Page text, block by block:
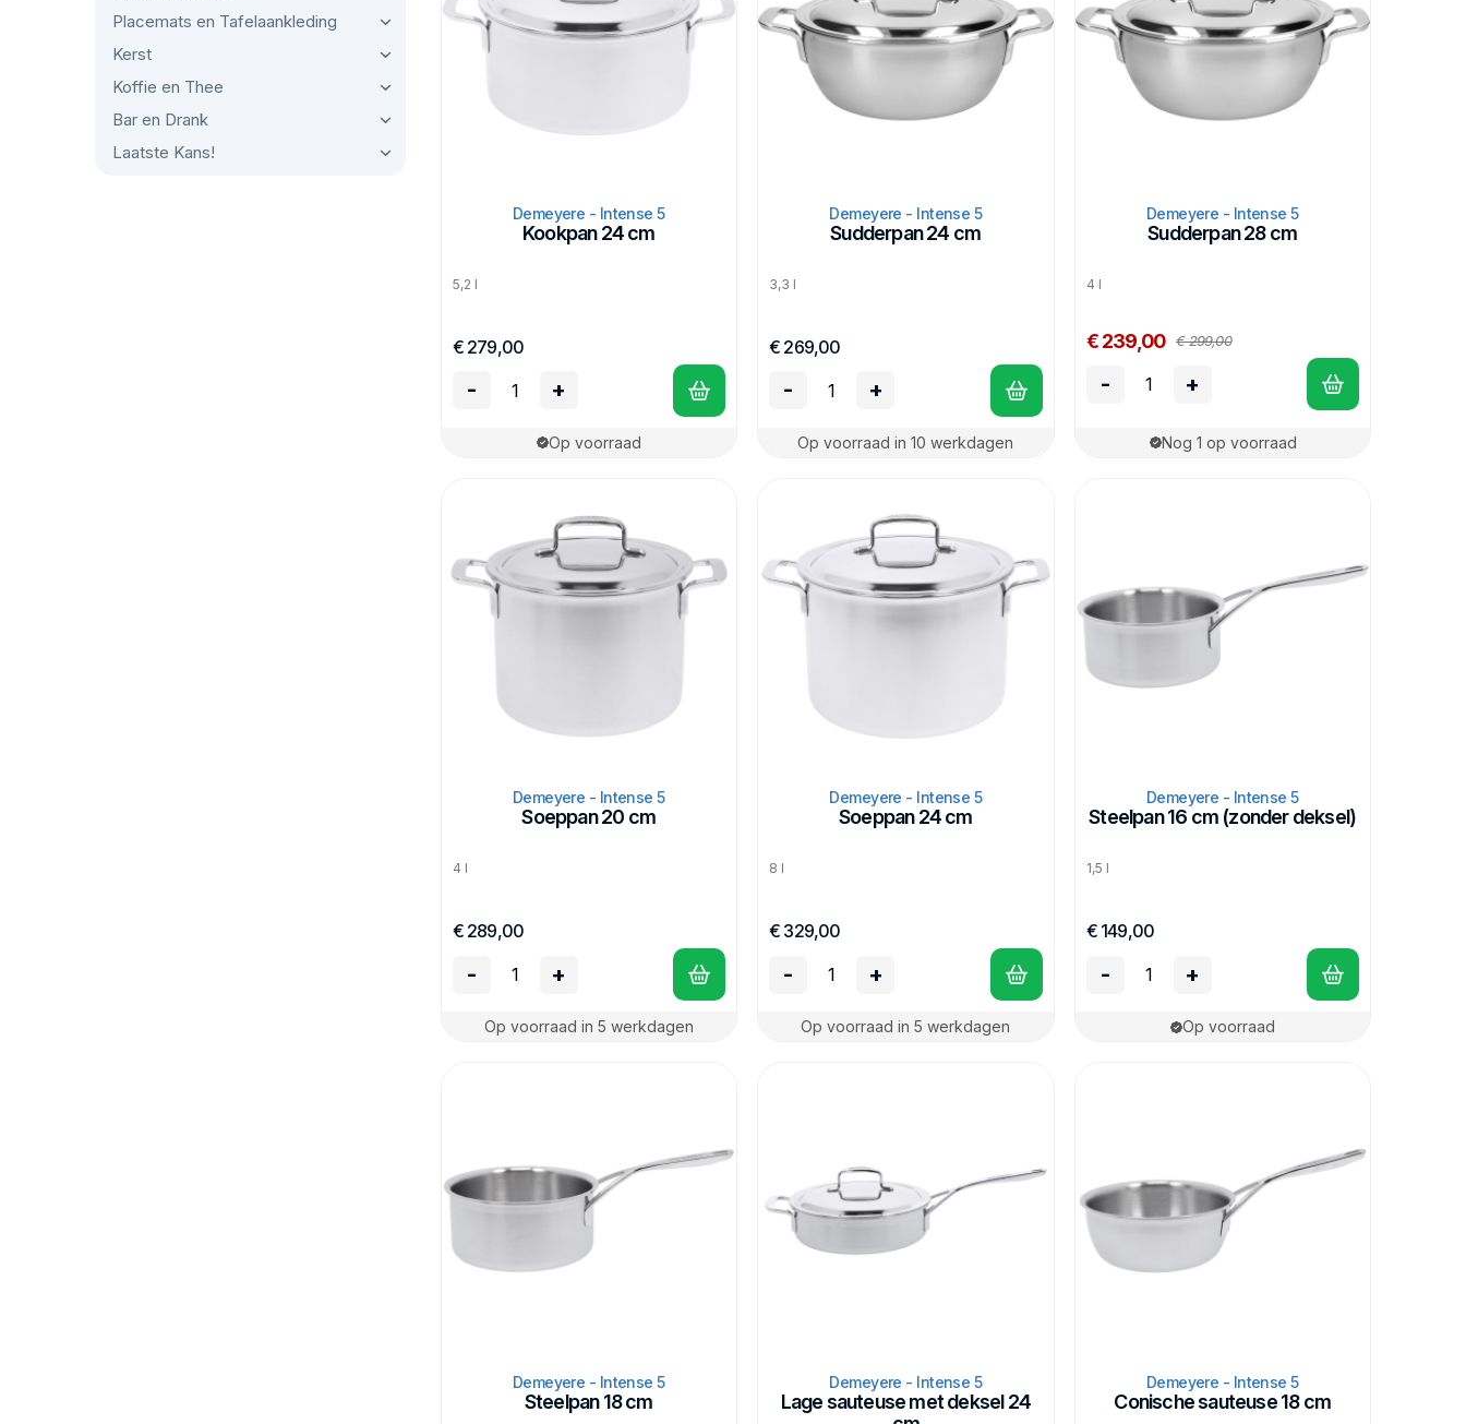
Placemats en Tafelaankleding
Kerst
Koffie en Thee
Bar en Drank
Laatste Kans!
Demeyere - Intense 5
Kookpan 24 cm
5,2 l
€ 279,00
- +
Op voorraad
Demeyere - Intense 5
Sudderpan 24 cm
3,3 l
€ 269,00
- +
Op voorraad in 10 werkdagen
Demeyere - Intense 5
Sudderpan 28 cm
4 l
€ 239,00 € 299,00
- +
Nog 1 op voorraad
Demeyere - Intense 5
Soeppan 20 cm
4 l
€ 289,00
- +
Op voorraad in 5 werkdagen
Demeyere - Intense 5
Soeppan 24 cm
8 l
€ 329,00
- +
Op voorraad in 5 werkdagen
Demeyere - Intense 5
Steelpan 16 cm (zonder deksel)
1,5 l
€ 149,00
- +
Op voorraad
Demeyere - Intense 5
Steelpan 18 cm
Demeyere - Intense 5
Lage sauteuse met deksel 24
Demeyere - Intense 5
Conische sauteuse 18 cm